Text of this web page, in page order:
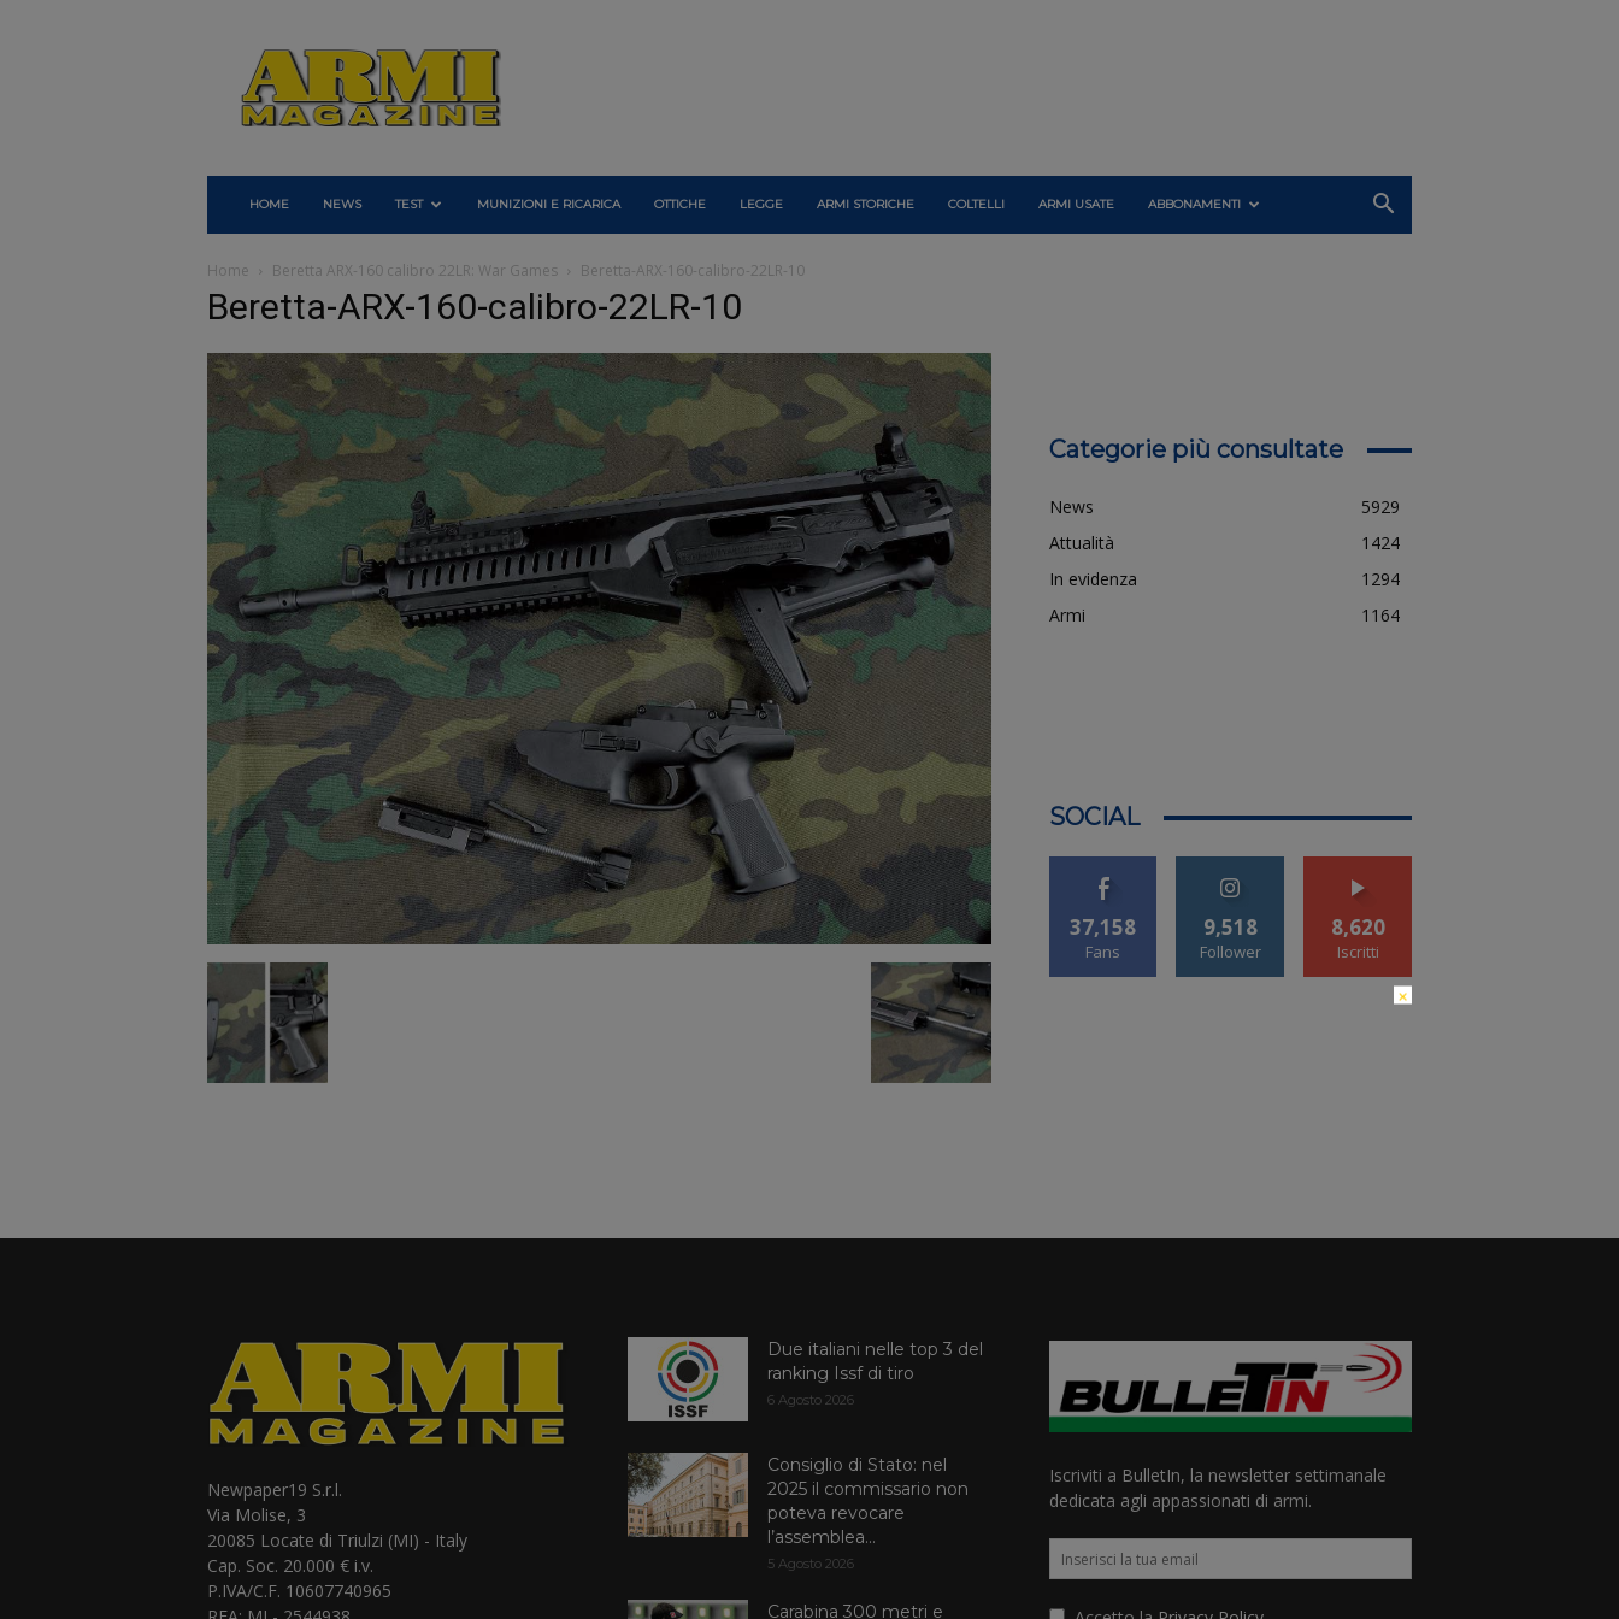
Armi
Magazine
HOME NEWS TEST MUNIZIONI E RICARICA OTTICHE LEGGE ARMI STORICHE COLTELLI ARMI USATE ABBONAMENTI
Home Beretta ARX-160 calibro 22LR: War Games Beretta-ARX-160-calibro-22LR-10
Beretta-ARX-160-calibro-22LR-10
Categorie più consultate
News
5929
Attualità
1424
In evidenza
1294
Armi
1164
SOCIAL
37,158
Fans
9,518
Follower
8,620
Iscritti
Newpaper19 S.r.l.
Via Molise, 3
20085 Locate di Triulzi (MI) - Italy
Cap. Soc. 20.000 € i.v.
P.IVA/C.F. 10607740965
Due italiani nelle top 3 del
ranking Issf di tiro
6 Agosto 2026
Consiglio di Stato: nel
2025 il commissario non
poteva revocare
l’assemblea...
5 Agosto 2026
Carabina 300 metri e
Iscriviti a BulletIn, la newsletter settimanale
dedicata agli appassionati di armi.
×